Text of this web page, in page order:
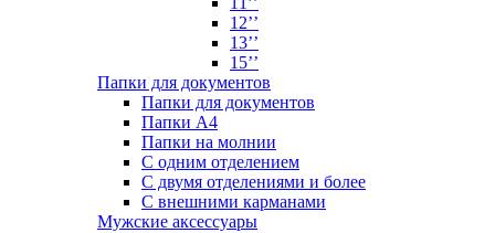
12’’
13’’
15’’
Папки для документов
Папки для документов
Папки А4
Папки на молнии
С одним отделением
С двумя отделениями и более
С внешними карманами
Мужские аксессуары